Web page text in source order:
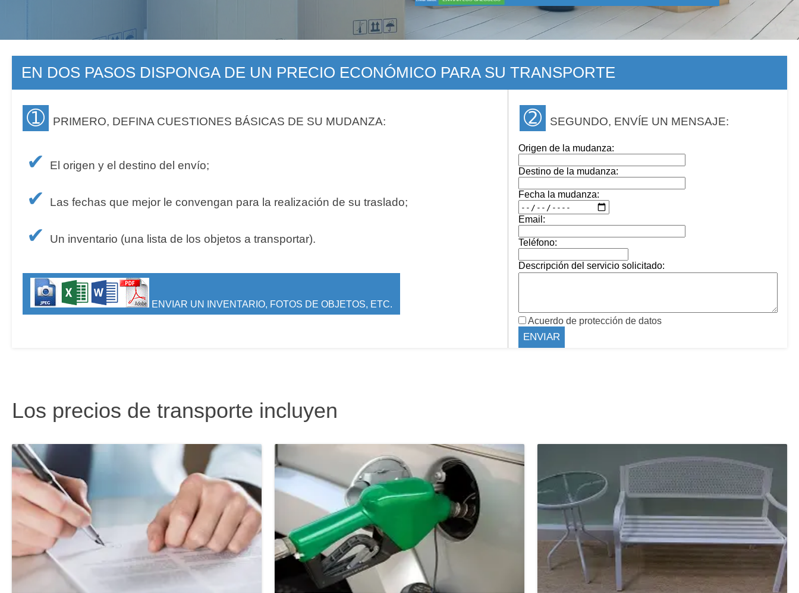
EN DOS PASOS DISPONGA DE UN PRECIO ECONÓMICO PARA SU TRANSPORTE
➀ PRIMERO, DEFINA CUESTIONES BÁSICAS DE SU MUDANZA: ➁ SEGUNDO, ENVÍE UN MENSAJE:
✔ El origen y el destino del envío;
✔ Las fechas que mejor le convengan para la realización de su traslado;
✔ Un inventario (una lista de los objetos a transportar).
ENVIAR UN INVENTARIO, FOTOS DE OBJETOS, ETC.
Origen de la mudanza:
Destino de la mudanza:
Fecha la mudanza:
Email:
Teléfono:
Descripción del servicio solicitado:
Acuerdo de protección de datos
Los precios de transporte incluyen